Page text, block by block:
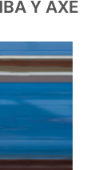
Y AXÉ